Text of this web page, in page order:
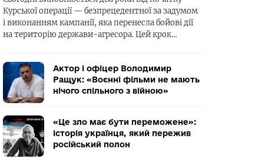
Курської операції — безпрецедентної за задумом
і виконанням кампанії, яка перенесла бойові дії
на територію держави-агресора. Цей крок…
Актор і офіцер Володимир
Ращук: «Воєнні фільми не мають
нічого спільного з війною»
«Це зло має бути переможене»:
історія українця, який пережив
російський полон